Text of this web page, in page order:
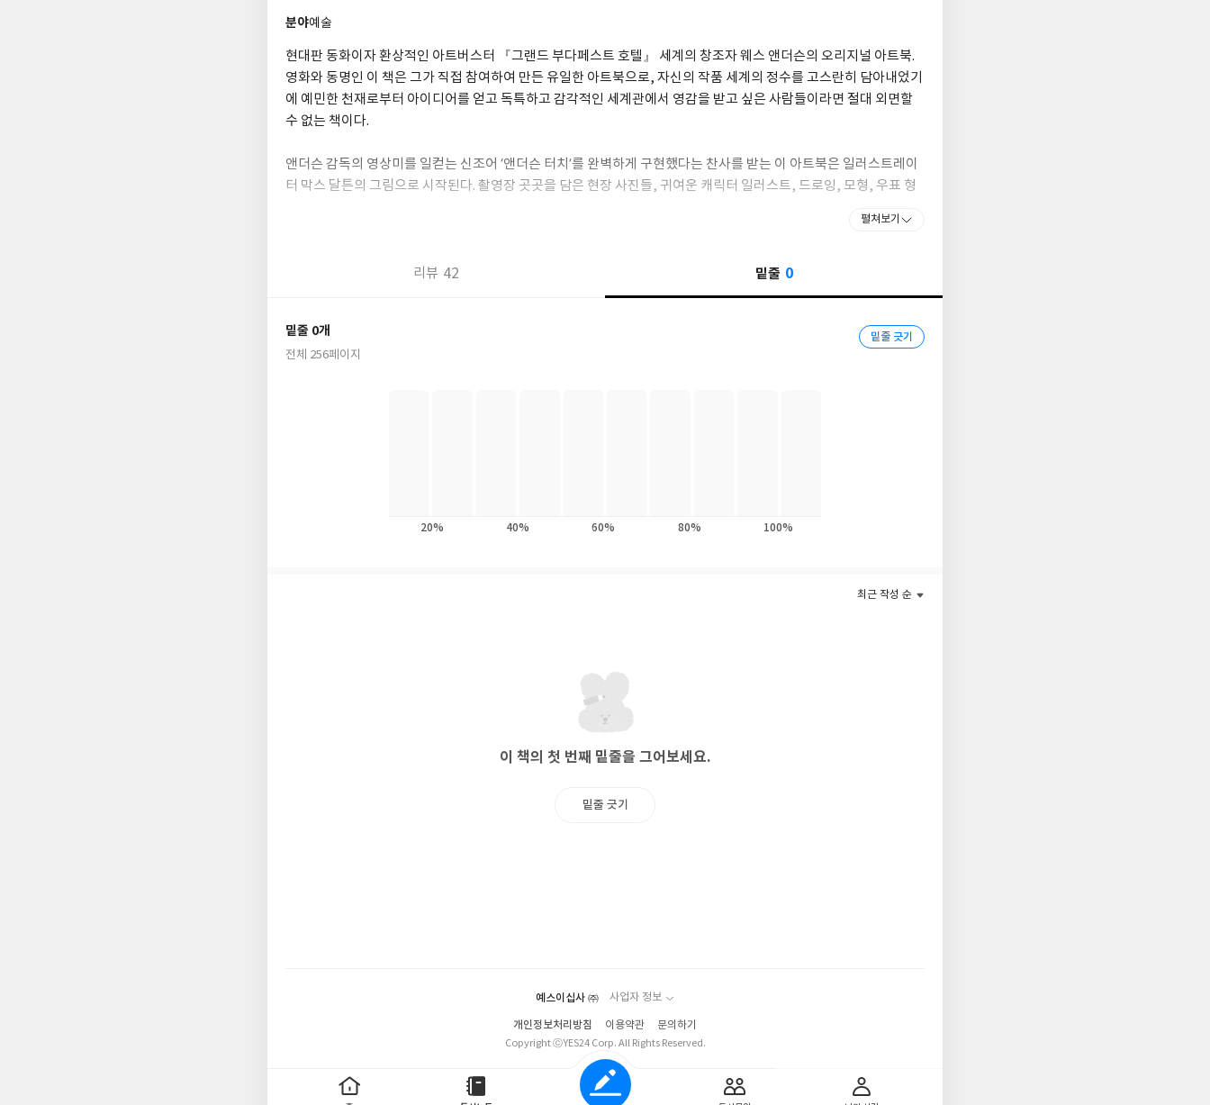
분야예술
현대판 동화이자 환상적인 아트버스터 『그랜드 부다페스트 호텔』 세계의 창조자 웨스 앤더슨의 오리지널 아트북.
영화와 동명인 이 책은 그가 직접 참여하여 만든 유일한 아트북으로, 자신의 작품 세계의 정수를 고스란히 담아내었기
에 예민한 천재로부터 아이디어를 얻고 독특하고 감각적인 세계관에서 영감을 받고 싶은 사람들이라면 절대 외면할
수 없는 책이다.
앤더슨 감독의 영상미를 일컫는 신조어 ‘앤더슨 터치’를 완벽하게 구현했다는 찬사를 받는 이 아트북은 일러스트레이
터 막스 달튼의 그림으로 시작된다. 촬영장 곳곳을 담은 현장 사진들, 귀여운 캐릭터 일러스트, 드로잉, 모형, 우표 형
펼쳐보기
리뷰 42 밑줄 0
밑줄 0개
전체 256페이지
밑줄 긋기
20% 40% 60% 80% 100%
최근 작성 순
이 책의 첫 번째 밑줄을 그어보세요.
밑줄 긋기
예스이십사 ㈜ 사업자 정보
개인정보처리방침 이용약관
문의하기
Copyright ⓒYES24 Corp. All Rights Reserved.